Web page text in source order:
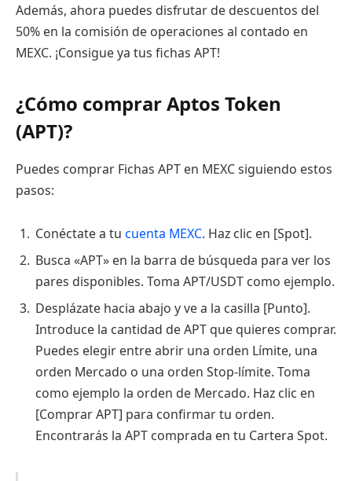
Además, ahora puedes disfrutar de descuentos del
50% en la comisión de operaciones al contado en
MEXC. ¡Consigue ya tus fichas APT!
¿Cómo comprar Aptos Token
(APT)?
Puedes comprar Fichas APT en MEXC siguiendo estos
pasos:
Conéctate a tu cuenta MEXC. Haz clic en [Spot].
Busca «APT» en la barra de búsqueda para ver los
pares disponibles. Toma APT/USDT como ejemplo.
Desplázate hacia abajo y ve a la casilla [Punto].
Introduce la cantidad de APT que quieres comprar.
Puedes elegir entre abrir una orden Límite, una
orden Mercado o una orden Stop-límite. Toma
como ejemplo la orden de Mercado. Haz clic en
[Comprar APT] para confirmar tu orden.
Encontrarás la APT comprada en tu Cartera Spot.